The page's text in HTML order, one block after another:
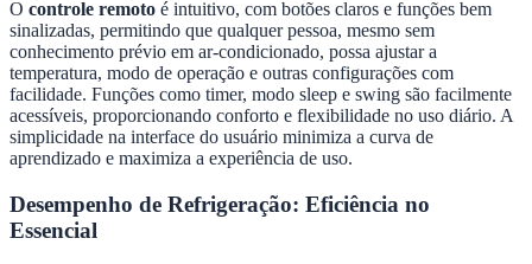
O controle remoto é intuitivo, com botões claros e funções bem
sinalizadas, permitindo que qualquer pessoa, mesmo sem
conhecimento prévio em ar-condicionado, possa ajustar a
temperatura, modo de operação e outras configurações com
facilidade. Funções como timer, modo sleep e swing são facilmente
acessíveis, proporcionando conforto e flexibilidade no uso diário. A
simplicidade na interface do usuário minimiza a curva de
aprendizado e maximiza a experiência de uso.
Desempenho de Refrigeração: Eficiência no
Essencial